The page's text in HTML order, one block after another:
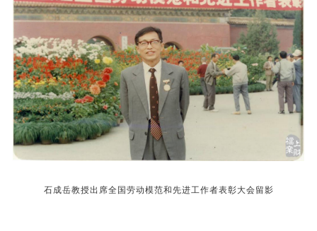
石成岳教授出席全国劳动模范和先进工作者表彰大会留影